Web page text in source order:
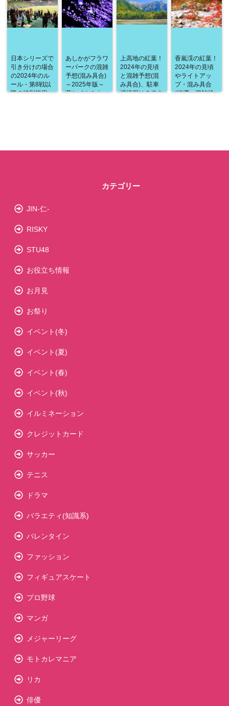
世界でも唯一無
二の超絶景！
日本シリーズで
引き分けの場合
の2024年のル
ール・第8戦以
降の特別規定
あしかがフラワ
ーパークの混雑
予想(混み具合)
～2025年版～
藤とイルミネー
上高地の紅葉！
2024年の見頃
と混雑予想(混
み具合)、駐車
場情報は？歩き
香嵐渓の紅葉！
2024年の見頃
やライトアッ
プ・混み具合
(渋滞・混雑状
カテゴリー
JIN-仁-
RISKY
STU48
お役立ち情報
お月見
お祭り
イベント(冬)
イベント(夏)
イベント(春)
イベント(秋)
イルミネーション
クレジットカード
サッカー
テニス
ドラマ
バラエティ(知識系)
バレンタイン
ファッション
フィギュアスケート
プロ野球
マンガ
メジャーリーグ
モトカレマニア
リカ
俳優